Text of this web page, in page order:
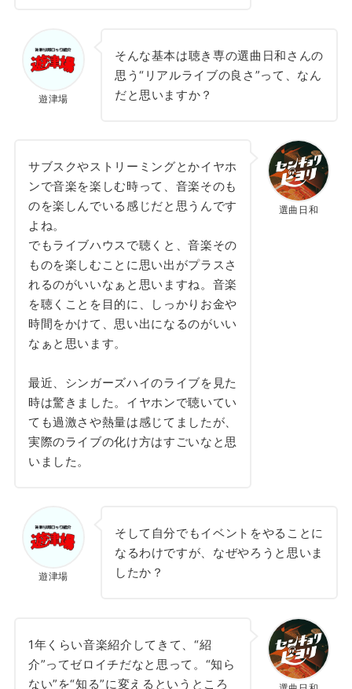
遊津場
そんな基本は聴き専の選曲日和さんの
思う“リアルライブの良さ”って、なん
だと思いますか？
選曲日和
サブスクやストリーミングとかイヤホ
ンで音楽を楽しむ時って、音楽そのも
のを楽しんでいる感じだと思うんです
よね。
でもライブハウスで聴くと、音楽その
ものを楽しむことに思い出がプラスさ
れるのがいいなぁと思いますね。音楽
を聴くことを目的に、しっかりお金や
時間をかけて、思い出になるのがいい
なぁと思います。
最近、シンガーズハイのライブを見た
時は驚きました。イヤホンで聴いてい
ても過激さや熱量は感じてましたが、
実際のライブの化け方はすごいなと思
いました。
遊津場
そして自分でもイベントをやることに
なるわけですが、なぜやろうと思いま
したか？
1年くらい音楽紹介してきて、“紹
介”ってゼロイチだなと思って。“知ら
ない”を“知る”に変えるというところ